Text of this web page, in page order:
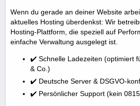
Wenn du gerade an deiner Website
aktuelles Hosting überdenkst: Wir
Hosting-Plattform, die speziell auf
einfache Verwaltung ausgelegt ist.
✔️ Schnelle Ladezeiten (optimiert
& Co.)
✔️ Deutsche Server & DSGVO-
✔️ Persönlicher Support (kein